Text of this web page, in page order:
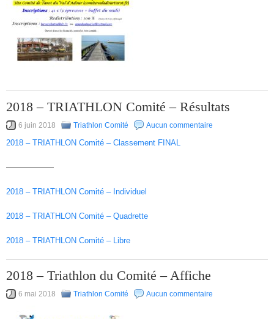
2018 – TRIATHLON Comité – Résultats
6 juin 2018 Triathlon Comité Aucun commentaire
2018 – TRIATHLON Comité – Classement FINAL
——————
2018 – TRIATHLON Comité – Individuel
2018 – TRIATHLON Comité – Quadrette
2018 – TRIATHLON Comité – Libre
2018 – Triathlon du Comité – Affiche
6 mai 2018 Triathlon Comité Aucun commentaire